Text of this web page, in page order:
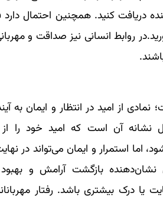
دریافت کنید. همچنین احتمال
روابط انسانی نیز صداقت و
از امید در انتظار و ایمان به
نشانه آن است که امید خود را
اما استمرار و ایمان می‌تواند در
نشان‌دهنده بازگشت آرامش و بهبود
درک بیشتری باشد. رفتار